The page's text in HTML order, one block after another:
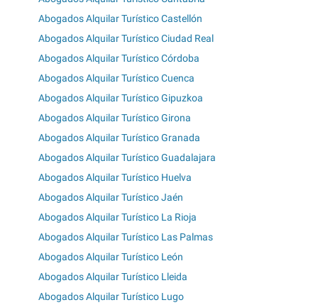
Abogados Alquilar Turístico Castellón
Abogados Alquilar Turístico Ciudad Real
Abogados Alquilar Turístico Córdoba
Abogados Alquilar Turístico Cuenca
Abogados Alquilar Turístico Gipuzkoa
Abogados Alquilar Turístico Girona
Abogados Alquilar Turístico Granada
Abogados Alquilar Turístico Guadalajara
Abogados Alquilar Turístico Huelva
Abogados Alquilar Turístico Jaén
Abogados Alquilar Turístico La Rioja
Abogados Alquilar Turístico Las Palmas
Abogados Alquilar Turístico León
Abogados Alquilar Turístico Lleida
Abogados Alquilar Turístico Lugo